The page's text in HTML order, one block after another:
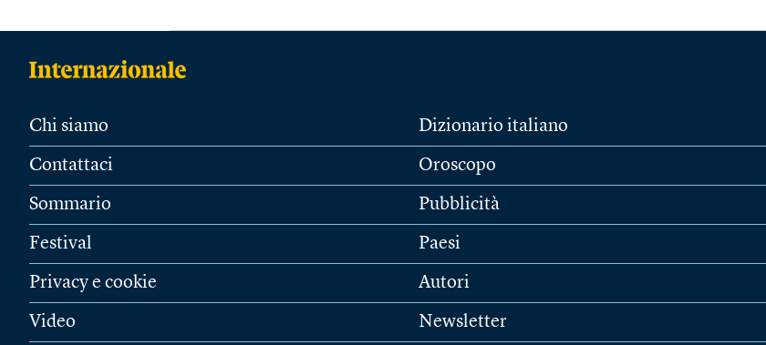
Chi siamo
Contattaci
Sommario
Festival
Privacy e cookie
Video
Dizionario italiano
Oroscopo
Pubblicità
Paesi
Autori
Newsletter